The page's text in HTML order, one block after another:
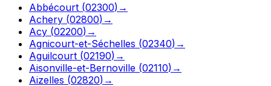
Abbécourt (02300) →
Achery (02800) →
Acy (02200) →
Agnicourt-et-Séchelles (02340) →
Aguilcourt (02190) →
Aisonville-et-Bernoville (02110) →
Aizelles (02820) →